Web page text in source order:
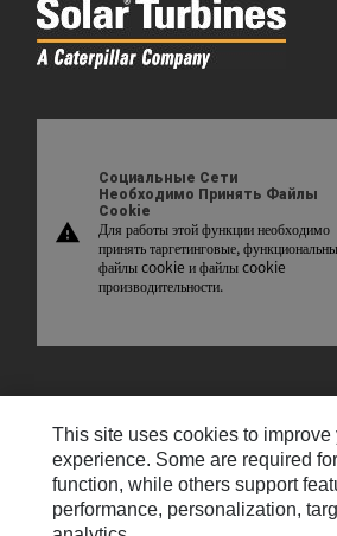
warning
Социальные Сети
Необходимо Принять Файлы
Cookie
Для работы этой функции необходимо
принять таргетинговые,
файлы cookie и файлы cookie
производительности.
Свяжитесь С Нами
Настройки Электронной Почты
This site uses cookies to improve
experience. Some are required
function, while others support
performance, personalization,